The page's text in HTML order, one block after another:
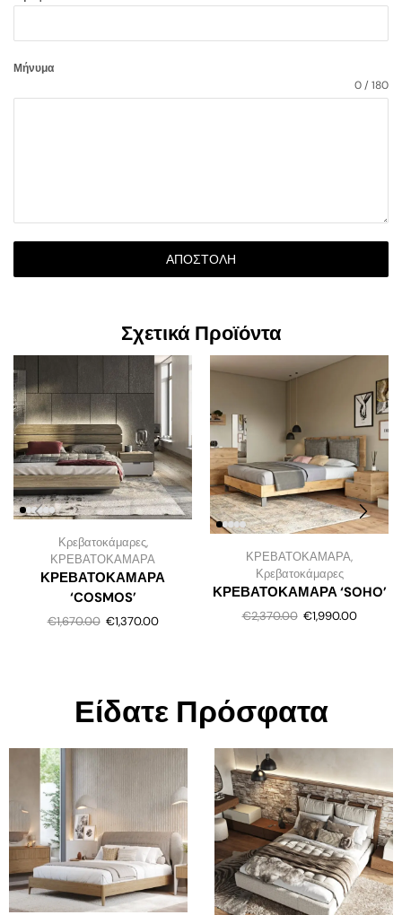
Μήνυμα
0 / 180
ΑΠΟΣΤΟΛΉ
Σχετικά Προϊόντα
Κρεβατοκάμαρες,
ΚΡΕΒΑΤΟΚΑΜΑΡΑ
ΚΡΕΒΑΤΟΚΑΜΑΡΑ
‘COSMOS’
€1,670.00 €1,370.00
ΚΡΕΒΑΤΟΚΑΜΑΡΑ,
Κρεβατοκάμαρες
ΚΡΕΒΑΤΟΚΑΜΑΡΑ ‘SOHO’
€2,370.00 €1,990.00
Είδατε Πρόσφατα